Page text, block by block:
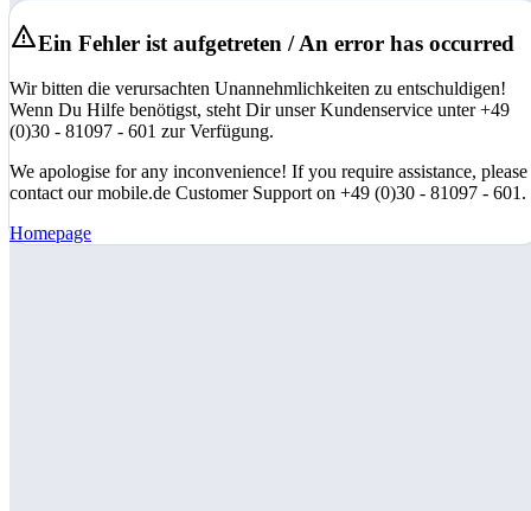
Ein Fehler ist aufgetreten / An error has occurred
Wir bitten die verursachten Unannehmlichkeiten zu entschuldigen!
Wenn Du Hilfe benötigst, steht Dir unser Kundenservice unter +49
(0)30 - 81097 - 601 zur Verfügung.
We apologise for any inconvenience! If you require assistance, please
contact our mobile.de Customer Support on +49 (0)30 - 81097 - 601.
Homepage